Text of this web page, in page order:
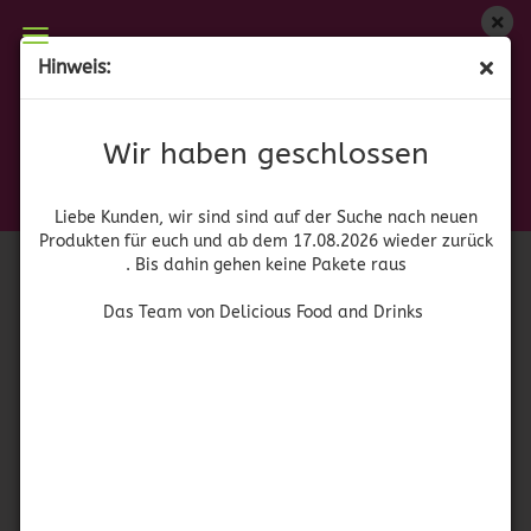
Hinweis:
Wir haben geschlossen
Liebe Kunden, wir sind sind auf der Suche nach neuen
Produkten für euch und ab dem 17.08.2026 wieder zurück
. Bis dahin gehen keine Pakete raus
Das Team von Delicious Food and Drinks
Wir haben geschlossen
zurück. Bis dahin gehen keine Pakete raus
Das Team von Delicious Food and Drinks
41631)